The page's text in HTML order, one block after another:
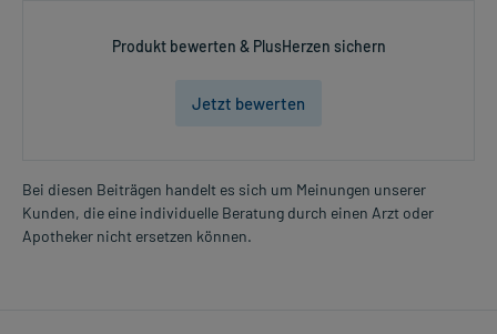
Produkt bewerten & PlusHerzen sichern
Jetzt bewerten
Bei diesen Beiträgen handelt es sich um Meinungen unserer
Kunden, die eine individuelle Beratung durch einen Arzt oder
Apotheker nicht ersetzen können.